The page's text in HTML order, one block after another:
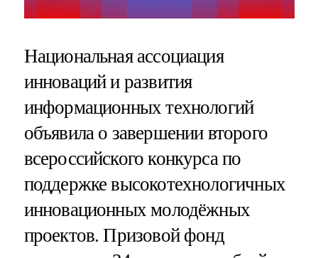
Национальная ассоциация
инноваций и развития
информационных технологий
объявила о завершении второго
всероссийского конкурса по
поддержке высокотехнологичных
инновационных молодёжных
проектов. Призовой фонд